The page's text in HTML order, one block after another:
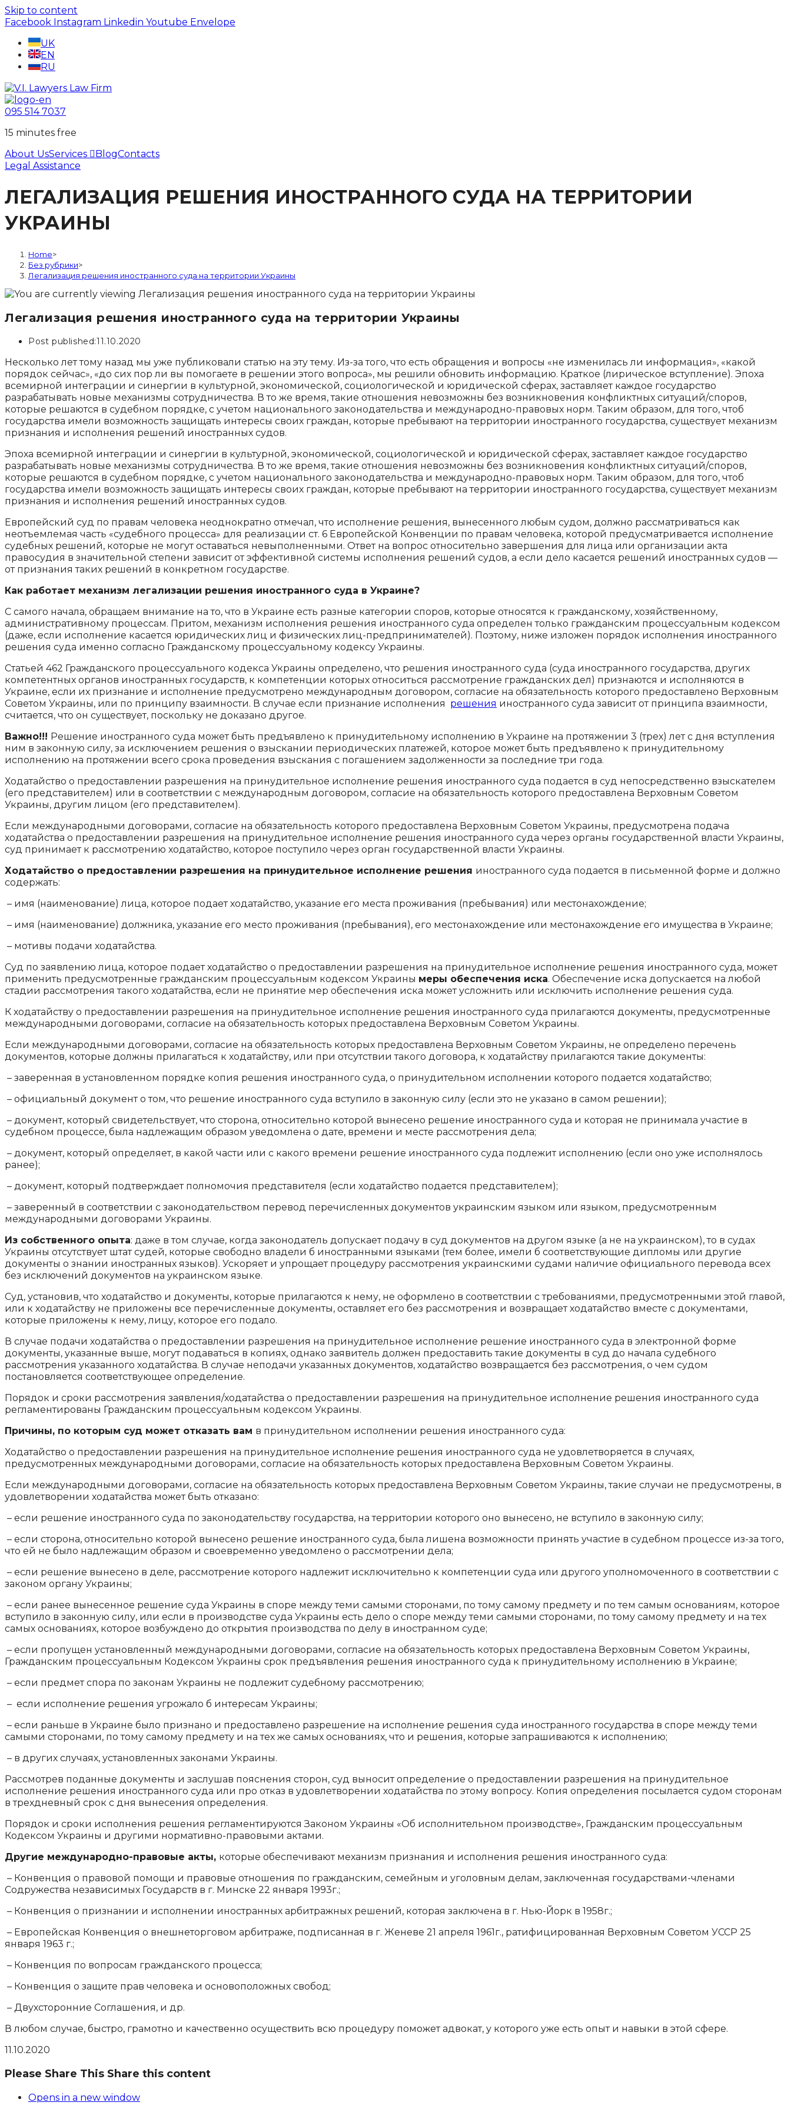
Skip to content
Facebook Instagram Linkedin Youtube Envelope
UK
EN
RU
095 514 7037
15 minutes free
About UsServices BlogContacts
Legal Assistance
ЛЕГАЛИЗАЦИЯ РЕШЕНИЯ ИНОСТРАННОГО СУДА НА ТЕРРИТОРИИ
УКРАИНЫ
Home>
Без рубрики>
Легализация решения иностранного суда на территории Украины
Легализация решения иностранного суда на территории Украины
Post published:11.10.2020
Несколько лет тому назад мы уже публиковали статью на эту тему. Из-за того, что есть обращения и вопросы «не изменилась ли информация», «какой
порядок сейчас», «до сих пор ли вы помогаете в решении этого вопроса», мы решили обновить информацию. Краткое (лирическое вступление). Эпоха
всемирной интеграции и синергии в культурной, экономической, социологической и юридической сферах, заставляет каждое государство
разрабатывать новые механизмы сотрудничества. В то же время, такие отношения невозможны без возникновения конфликтных ситуаций/споров,
которые решаются в судебном порядке, с учетом национального законодательства и международно-правовых норм. Таким образом, для того, чтоб
государства имели возможность защищать интересы своих граждан, которые пребывают на территории иностранного государства, существует механизм
признания и исполнения решений иностранных судов.
Эпоха всемирной интеграции и синергии в культурной, экономической, социологической и юридической сферах, заставляет каждое государство
разрабатывать новые механизмы сотрудничества. В то же время, такие отношения невозможны без возникновения конфликтных ситуаций/споров,
которые решаются в судебном порядке, с учетом национального законодательства и международно-правовых норм. Таким образом, для того, чтоб
государства имели возможность защищать интересы своих граждан, которые пребывают на территории иностранного государства, существует механизм
признания и исполнения решений иностранных судов.
Европейский суд по правам человека неоднократно отмечал, что исполнение решения, вынесенного любым судом, должно рассматриваться как
неотъемлемая часть «судебного процесса» для реализации ст. 6 Европейской Конвенции по правам человека, которой предусматривается исполнение
судебных решений, которые не могут оставаться невыполненными. Ответ на вопрос относительно завершения для лица или организации акта
правосудия в значительной степени зависит от эффективной системы исполнения решений судов, а если дело касается решений иностранных судов —
от признания таких решений в конкретном государстве.
Как работает механизм легализации решения иностранного суда в Украине?
С самого начала, обращаем внимание на то, что в Украине есть разные категории споров, которые относятся к гражданскому, хозяйственному,
административному процессам. Притом, механизм исполнения решения иностранного суда определен только гражданским процессуальным кодексом
(даже, если исполнение касается юридических лиц и физических лиц-предпринимателей). Поэтому, ниже изложен порядок исполнения иностранного
решения суда именно согласно Гражданскому процессуальному кодексу Украины.
Статьей 462 Гражданского процессуального кодекса Украины определено, что решения иностранного суда (суда иностранного государства, других
компетентных органов иностранных государств, к компетенции которых относиться рассмотрение гражданских дел) признаются и исполняются в
Украине, если их признание и исполнение предусмотрено международным договором, согласие на обязательность которого предоставлено Верховным
Советом Украины, или по принципу взаимности. В случае если признание исполнения решения иностранного суда зависит от принципа взаимности,
считается, что он существует, поскольку не доказано другое.
Важно!!! Решение иностранного суда может быть предъявлено к принудительному исполнению в Украине на протяжении 3 (трех) лет с дня вступления
ним в законную силу, за исключением решения о взыскании периодических платежей, которое может быть предъявлено к принудительному
исполнению на протяжении всего срока проведения взыскания с погашением задолженности за последние три года.
Ходатайство о предоставлении разрешения на принудительное исполнение решения иностранного суда подается в суд непосредственно взыскателем
(его представителем) или в соответствии с международным договором, согласие на обязательность которого предоставлена Верховным Советом
Украины, другим лицом (его представителем).
Если международными договорами, согласие на обязательность которого предоставлена Верховным Советом Украины, предусмотрена подача
ходатайства о предоставлении разрешения на принудительное исполнение решения иностранного суда через органы государственной власти Украины,
суд принимает к рассмотрению ходатайство, которое поступило через орган государственной власти Украины.
Ходатайство о предоставлении разрешения на принудительное исполнение решения иностранного суда подается в письменной форме и должно
содержать:
– имя (наименование) лица, которое подает ходатайство, указание его места проживания (пребывания) или местонахождение;
– имя (наименование) должника, указание его место проживания (пребывания), его местонахождение или местонахождение его имущества в Украине;
– мотивы подачи ходатайства.
Суд по заявлению лица, которое подает ходатайство о предоставлении разрешения на принудительное исполнение решения иностранного суда, может
применить предусмотренные гражданским процессуальным кодексом Украины меры обеспечения иска. Обеспечение иска допускается на любой
стадии рассмотрения такого ходатайства, если не принятие мер обеспечения иска может усложнить или исключить исполнение решения суда.
К ходатайству о предоставлении разрешения на принудительное исполнение решения иностранного суда прилагаются документы, предусмотренные
международными договорами, согласие на обязательность которых предоставлена Верховным Советом Украины.
Если международными договорами, согласие на обязательность которых предоставлена Верховным Советом Украины, не определено перечень
документов, которые должны прилагаться к ходатайству, или при отсутствии такого договора, к ходатайству прилагаются такие документы:
– заверенная в установленном порядке копия решения иностранного суда, о принудительном исполнении которого подается ходатайство;
– официальный документ о том, что решение иностранного суда вступило в законную силу (если это не указано в самом решении);
– документ, который свидетельствует, что сторона, относительно которой вынесено решение иностранного суда и которая не принимала участие в
судебном процессе, была надлежащим образом уведомлена о дате, времени и месте рассмотрения дела;
– документ, который определяет, в какой части или с какого времени решение иностранного суда подлежит исполнению (если оно уже исполнялось
ранее);
– документ, который подтверждает полномочия представителя (если ходатайство подается представителем);
– заверенный в соответствии с законодательством перевод перечисленных документов украинским языком или языком, предусмотренным
международными договорами Украины.
Из собственного опыта: даже в том случае, когда законодатель допускает подачу в суд документов на другом языке (а не на украинском), то в судах
Украины отсутствует штат судей, которые свободно владели б иностранными языками (тем более, имели б соответствующие дипломы или другие
документы о знании иностранных языков). Ускоряет и упрощает процедуру рассмотрения украинскими судами наличие официального перевода всех
без исключений документов на украинском языке.
Суд, установив, что ходатайство и документы, которые прилагаются к нему, не оформлено в соответствии с требованиями, предусмотренными этой главой,
или к ходатайству не приложены все перечисленные документы, оставляет его без рассмотрения и возвращает ходатайство вместе с документами,
которые приложены к нему, лицу, которое его подало.
В случае подачи ходатайства о предоставлении разрешения на принудительное исполнение решение иностранного суда в электронной форме
документы, указанные выше, могут подаваться в копиях, однако заявитель должен предоставить такие документы в суд до начала судебного
рассмотрения указанного ходатайства. В случае неподачи указанных документов, ходатайство возвращается без рассмотрения, о чем судом
постановляется соответствующее определение.
Порядок и сроки рассмотрения заявления/ходатайства о предоставлении разрешения на принудительное исполнение решения иностранного суда
регламентированы Гражданским процессуальным кодексом Украины.
Причины, по которым суд может отказать вам в принудительном исполнении решения иностранного суда:
Ходатайство о предоставлении разрешения на принудительное исполнение решения иностранного суда не удовлетворяется в случаях,
предусмотренных международными договорами, согласие на обязательность которых предоставлена Верховным Советом Украины.
Если международными договорами, согласие на обязательность которых предоставлена Верховным Советом Украины, такие случаи не предусмотрены, в
удовлетворении ходатайства может быть отказано:
– если решение иностранного суда по законодательству государства, на территории которого оно вынесено, не вступило в законную силу;
– если сторона, относительно которой вынесено решение иностранного суда, была лишена возможности принять участие в судебном процессе из-за того,
что ей не было надлежащим образом и своевременно уведомлено о рассмотрении дела;
– если решение вынесено в деле, рассмотрение которого надлежит исключительно к компетенции суда или другого уполномоченного в соответствии с
законом органу Украины;
– если ранее вынесенное решение суда Украины в споре между теми самыми сторонами, по тому самому предмету и по тем самым основаниям, которое
вступило в законную силу, или если в производстве суда Украины есть дело о споре между теми самыми сторонами, по тому самому предмету и на тех
самых основаниях, которое возбуждено до открытия производства по делу в иностранном суде;
– если пропущен установленный международными договорами, согласие на обязательность которых предоставлена Верховным Советом Украины,
Гражданским процессуальным Кодексом Украины срок предъявления решения иностранного суда к принудительному исполнению в Украине;
– если предмет спора по законам Украины не подлежит судебному рассмотрению;
– если исполнение решения угрожало б интересам Украины;
– если раньше в Украине было признано и предоставлено разрешение на исполнение решения суда иностранного государства в споре между теми
самыми сторонами, по тому самому предмету и на тех же самых основаниях, что и решения, которые запрашиваются к исполнению;
– в других случаях, установленных законами Украины.
Рассмотрев поданные документы и заслушав пояснения сторон, суд выносит определение о предоставлении разрешения на принудительное
исполнение решения иностранного суда или про отказ в удовлетворении ходатайства по этому вопросу. Копия определения посылается судом сторонам
в трехдневный срок с дня вынесения определения.
Порядок и сроки исполнения решения регламентируются Законом Украины «Об исполнительном производстве», Гражданским процессуальным
Кодексом Украины и другими нормативно-правовыми актами.
Другие международно-правовые акты, которые обеспечивают механизм признания и исполнения решения иностранного суда:
– Конвенция о правовой помощи и правовые отношения по гражданским, семейным и уголовным делам, заключенная государствами-членами
Содружества независимых Государств в г. Минске 22 января 1993г.;
– Конвенция о признании и исполнении иностранных арбитражных решений, которая заключена в г. Нью-Йорк в 1958г.;
– Европейская Конвенция о внешнеторговом арбитраже, подписанная в г. Женеве 21 апреля 1961г., ратифицированная Верховным Советом УССР 25
января 1963 г.;
– Конвенция по вопросам гражданского процесса;
– Конвенция о защите прав человека и основоположных свобод;
– Двухсторонние Соглашения, и др.
В любом случае, быстро, грамотно и качественно осуществить всю процедуру поможет адвокат, у которого уже есть опыт и навыки в этой сфере.
11.10.2020
Please Share This Share this content
Opens in a new window